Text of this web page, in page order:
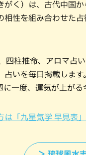
がく）は、古代中国
相性を組み合わせた
四柱推命、アロマ占
いを毎日掲載します
一度、運気が上がる
「九星気学 早見表」